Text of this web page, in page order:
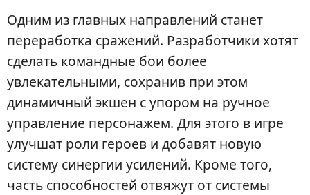
Одним из главных направлений станет
переработка сражений. Разработчики хотят
сделать командные бои более
увлекательными, сохранив при этом
динамичный экшен с упором на ручное
управление персонажем. Для этого в игре
улучшат роли героев и добавят новую
систему синергии усилений. Кроме того,
часть способностей отвяжут от системы